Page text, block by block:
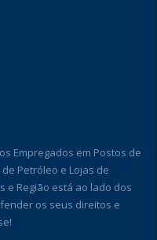
Empregados em Postos de
Petróleo e Lojas de
e Região está ao lado dos
os seus direitos e